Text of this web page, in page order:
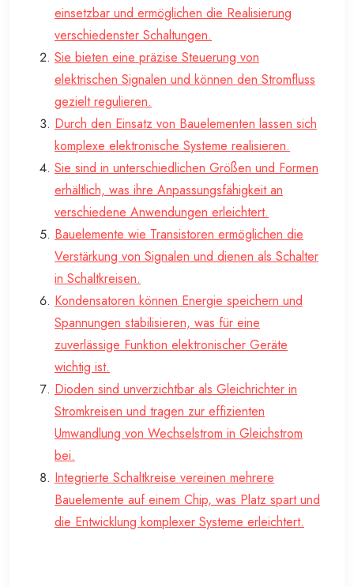
einsetzbar und ermöglichen die Realisierung
verschiedenster Schaltungen.
Sie bieten eine präzise Steuerung von
elektrischen Signalen und können den Stromfluss
gezielt regulieren.
Durch den Einsatz von Bauelementen lassen sich
komplexe elektronische Systeme realisieren.
Sie sind in unterschiedlichen Größen und Formen
erhältlich, was ihre Anpassungsfähigkeit an
verschiedene Anwendungen erleichtert.
Bauelemente wie Transistoren ermöglichen die
Verstärkung von Signalen und dienen als Schalter
in Schaltkreisen.
Kondensatoren können Energie speichern und
Spannungen stabilisieren, was für eine
zuverlässige Funktion elektronischer Geräte
wichtig ist.
Dioden sind unverzichtbar als Gleichrichter in
Stromkreisen und tragen zur effizienten
Umwandlung von Wechselstrom in Gleichstrom
bei.
Integrierte Schaltkreise vereinen mehrere
Bauelemente auf einem Chip, was Platz spart und
die Entwicklung komplexer Systeme erleichtert.